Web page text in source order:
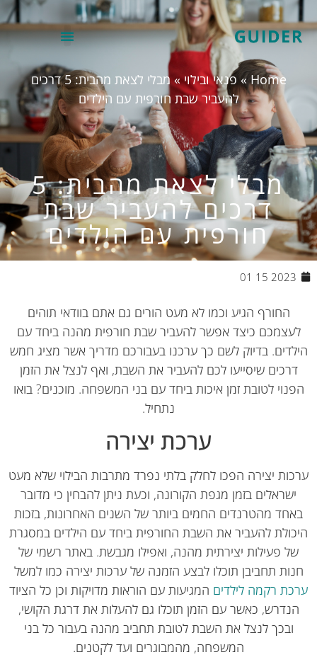
Home
»פנאי ובילוי»
מבלי לצאת מהבית: 5 דרכים
להעביר שבת חורפית עם הילדים
מבלי לצאת מהבית: 5
דרכים להעביר שבת
חורפית עם הילדים
2023 15 01
החורף הגיע וכמו לא מעט הורים גם אתם בוודאי תוהים
כיצד אפשר להעביר שבת חורפית מהנה ביחד עם
בדיוק לשם כך ערכנו בעבורכם מדריך אשר מציג חמש
דרכים שיסייעו לכם להעביר את השבת, ואף לנצל את הזמן
לטובת זמן איכות ביחד עם בני המשפחה. מוכנים? בואו
נתחיל.
ערכת יצירה
יצירה הפכו לחלק בלתי נפרד מתרבות הבילוי שלא מעט
ישראלים בזמן מגפת הקורונה, וכעת ניתן להבחין כי מדובר
מהטרנדים החמים ביותר של השנים האחרונות, בזכות
להעביר את השבת החורפית ביחד עם הילדים במסגרת
פעילות יצירתית מהנה, ואפילו מגבשת. באתר רשמי של
תחביבן תוכלו לבצע הזמנה של ערכות יצירה כמו למשל
רקמה לילדיםהמגיעות עם הוראות מדויקות וכן כל הציוד
כאשר עם הזמן תוכלו גם להעלות את דרגת הקושי,
ובכך לנצל את השבת לטובת תחביב מהנה בעבור כל בני
המשפחה, מהמבוגרים ועד לקטנים.